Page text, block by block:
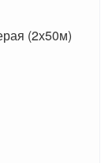
(2х50м)